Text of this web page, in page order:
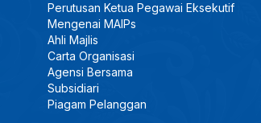
Perutusan Ketua Pegawai Eksekutif
Mengenai MAIPs
Ahli Majlis
Carta Organisasi
Agensi Bersama
Subsidiari
Piagam Pelanggan